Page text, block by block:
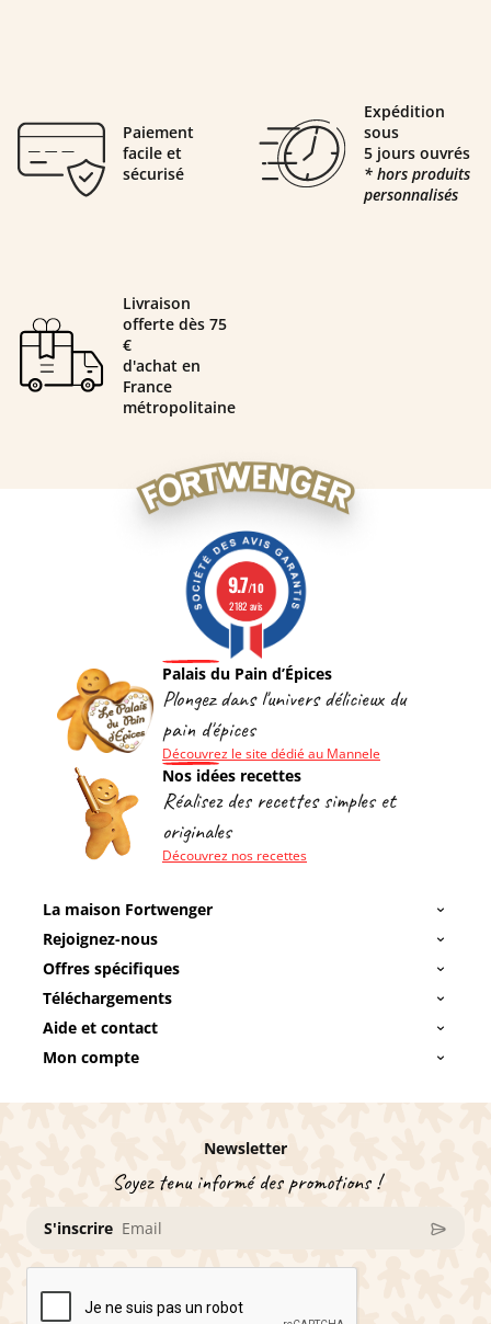
Paiement
facile et
sécurisé
Expédition
sous
5 jours ouvrés
* hors produits
personnalisés
Livraison
offerte dès 75
€
d'achat en
France
métropolitaine
Palais du Pain d’Épices
Plongez dans l'univers délicieux du
pain d'épices
Découvrez le site dédié au Mannele
9.7/10
2182 avis
Nos idées recettes
Réalisez des recettes simples et
originales
Découvrez nos recettes
La maison Fortwenger
Rejoignez-nous
Offres spécifiques
Téléchargements
Aide et contact
Mon compte
Newsletter
Soyez tenu informé des promotions !
S'inscrire